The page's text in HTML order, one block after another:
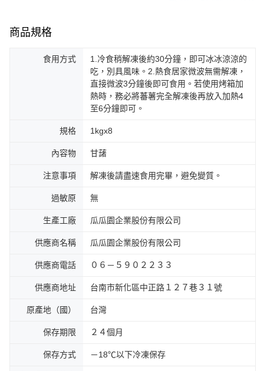
商品規格
食用方式
1.冷食稍解凍後約30分鐘，即可冰冰涼涼的
吃，別具風味。2.熱食居家微波無需解凍，
直接微波3分鐘後即可食用。若使用烤箱加
熱時，務必將蕃薯完全解凍後再放入加熱4
至6分鐘即可。
規格 1kgx8
內容物 甘藷
注意事項 解凍後請盡速食用完畢，避免變質。
過敏原 無
生產工廠 瓜瓜園企業股份有限公司
供應商名稱 瓜瓜園企業股份有限公司
供應商電話 ０６－５９０２２３３
供應商地址 台南市新化區中正路１２７巷３１號
原產地（國） 台灣
保存期限 ２４個月
保存方式 －18℃以下冷凍保存